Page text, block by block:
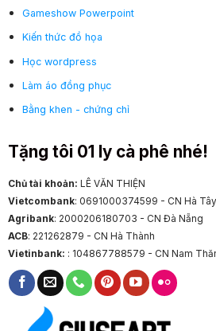
Gameshow Powerpoint
Kiến thức đồ họa
Học wordpress
Làm áo đồng phục
Bằng khen - chứng chỉ
Tặng tôi 01 ly cà phê nhé!
Chủ tài khoản: LÊ VĂN THIỆN
Vietcombank: 0691000374599 - CN Hà Tây
Agribank: 2000206180703 - CN Đà Nẵng
ACB: 221262879 - CN Hà Thành
Vietinbank: : 104867788579 - CN Nam